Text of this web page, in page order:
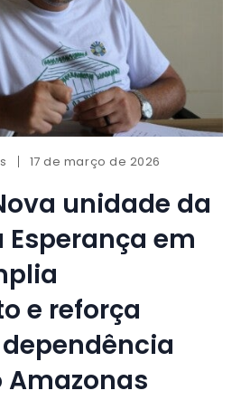
17 de março de 2026
unidade da
Esperança em
e reforça